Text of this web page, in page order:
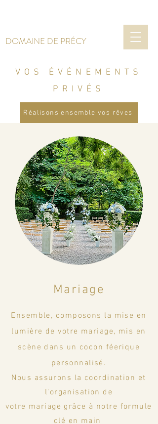
DOMAINE DE PRÉCY
VOS ÉVÉNEMENTS
PRIVÉS
Réalisons ensemble vos rêves
Mariage
Ensemble, composons la mise en
lumière de votre mariage, mis en
scène dans un cocon féerique
personnalisé.
Nous assurons la coordination et
l'organisation de
votre mariage grâce à notre formule
clé en main